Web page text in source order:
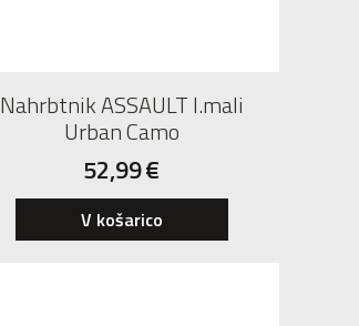
Nahrbtnik ASSAULT I.mali
Urban Camo
52,99€
V košarico